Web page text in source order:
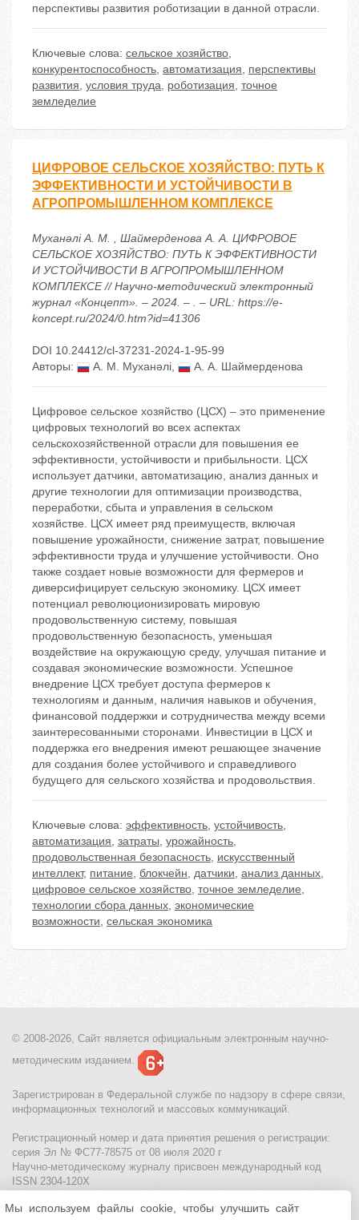
перспективы развития роботизации в данной отрасли.
Ключевые слова: сельское хозяйство,
конкурентоспособность, автоматизация, перспективы
развития, условия труда, роботизация, точное
земледелие
ЦИФРОВОЕ СЕЛЬСКОЕ ХОЗЯЙСТВО: ПУТЬ К
ЭФФЕКТИВНОСТИ И УСТОЙЧИВОСТИ В
АГРОПРОМЫШЛЕННОМ КОМПЛЕКСЕ
Муханәлі А. М. , Шаймерденова А. А. ЦИФРОВОЕ
СЕЛЬСКОЕ ХОЗЯЙСТВО: ПУТЬ К ЭФФЕКТИВНОСТИ
И УСТОЙЧИВОСТИ В АГРОПРОМЫШЛЕННОМ
КОМПЛЕКСЕ // Научно-методический электронный
журнал «Концепт». – 2024. – . – URL: https://e-
koncept.ru/2024/0.htm?id=41306
DOI 10.24412/cl-37231-2024-1-95-99
Авторы:
А. М. Муханәлі, А. А. Шаймерденова
Цифровое сельское хозяйство (ЦСХ) – это применение
цифровых технологий во всех аспектах
сельскохозяйственной отрасли для повышения ее
эффективности, устойчивости и прибыльности. ЦСХ
использует датчики, автоматизацию, анализ данных и
другие технологии для оптимизации производства,
переработки, сбыта и управления в сельском
хозяйстве. ЦСХ имеет ряд преимуществ, включая
повышение урожайности, снижение затрат, повышение
эффективности труда и улучшение устойчивости. Оно
также создает новые возможности для фермеров и
диверсифицирует сельскую экономику. ЦСХ имеет
потенциал революционизировать мировую
продовольственную систему, повышая
продовольственную безопасность, уменьшая
воздействие на окружающую среду, улучшая питание и
создавая экономические возможности. Успешное
внедрение ЦСХ требует доступа фермеров к
технологиям и данным, наличия навыков и обучения,
финансовой поддержки и сотрудничества между всеми
заинтересованными сторонами. Инвестиции в ЦСХ и
поддержка его внедрения имеют решающее значение
для создания более устойчивого и справедливого
будущего для сельского хозяйства и продовольствия.
Ключевые слова: эффективность, устойчивость,
автоматизация, затраты, урожайность,
продовольственная безопасность, искусственный
интеллект, питание, блокчейн, датчики, анализ данных,
цифровое сельское хозяйство, точное земледелие,
технологии сбора данных, экономические
возможности, сельская экономика
© 2008-2026, Сайт является официальным электронным научно-
методическим изданием.
Зарегистрирован в Федеральной службе по надзору в сфере связи,
информационных технологий и массовых коммуникаций.
Регистрационный номер и дата принятия решения о регистрации:
серия Эл № ФС77-78575 от 08 июля 2020 г
Научно-методическому журналу присвоен международный код
ISSN 2304-120X
МЦИТО|Школьные олимпиады и онлайн конкурсы для детей
Мы используем файлы cookie, чтобы улучшить сайт